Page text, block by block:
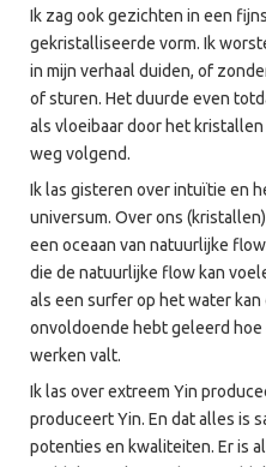
Ik zag ook gezichten in een
gekristalliseerde vorm. Ik
in mijn verhaal duiden, of
of sturen. Het duurde even
als vloeibaar door het
weg volgend.
Ik las gisteren over intuïtie en
universum. Over ons
een oceaan van natuurlijke
die de natuurlijke flow kan
als een surfer op het water
onvoldoende hebt geleerd
werken valt.
Ik las over extreem Yin
produceert Yin. En dat alles is
potenties en kwaliteiten. Er is